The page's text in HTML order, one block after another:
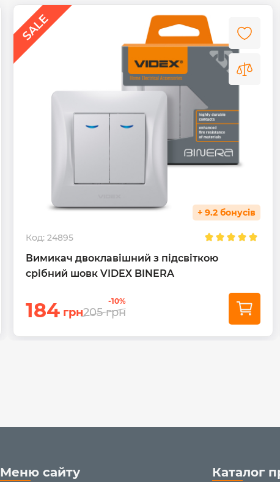
+ 9.2 бонусів
Код: 24895
Вимикач двоклавішний з підсвіткою
срібний шовк VIDEX BINERA
184 грн
-10%
205 грн
Меню сайту Каталог